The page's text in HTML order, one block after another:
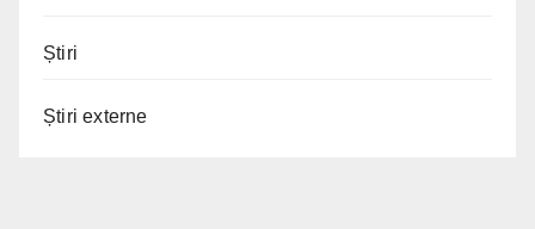
Știri
Știri externe